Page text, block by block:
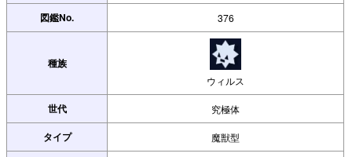
図鑑No. 376
種族
ウィルス
世代 究極体
タイプ 魔獣型